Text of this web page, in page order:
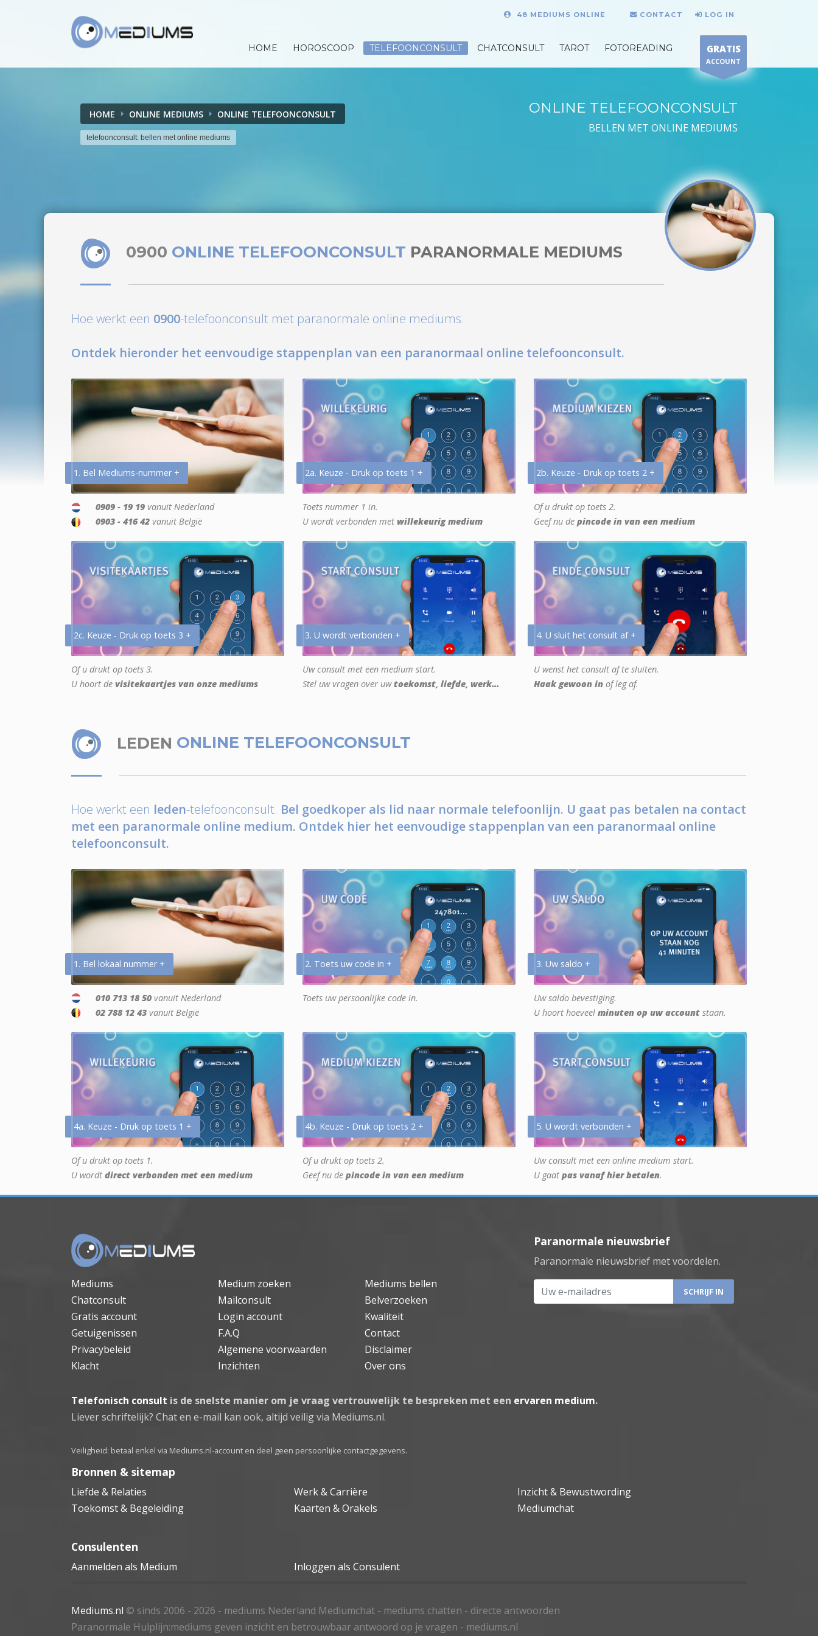
48 MEDIUMS ONLINE CONTACT LOG IN
HOME HOROSCOOP TELEFOONCONSULT CHATCONSULT TAROT FOTOREADING GRATIS
ACCOUNT
HOME ONLINE MEDIUMS ONLINE TELEFOONCONSULT
telefoonconsult: bellen met online mediums
ONLINE TELEFOONCONSULT
BELLEN MET ONLINE MEDIUMS
0900 ONLINE TELEFOONCONSULT PARANORMALE MEDIUMS
Hoe werkt een 0900-telefoonconsult met paranormale online mediums.
Ontdek hieronder het eenvoudige stappenplan van een paranormaal online telefoonconsult.
1. Bel Mediums-nummer +
0909 - 19 19 vanuit Nederland
0903 - 416 42 vanuit België
2a. Keuze - Druk op toets 1 +
Toets nummer 1 in.
U wordt verbonden met willekeurig medium
2b. Keuze - Druk op toets 2 +
Of u drukt op toets 2.
Geef nu de pincode in van een medium
2c. Keuze - Druk op toets 3 +
Of u drukt op toets 3.
U hoort de visitekaartjes van onze mediums
3. U wordt verbonden +
Uw consult met een medium start.
Stel uw vragen over uwtoekomst, liefde, werk...
4. U sluit het consult af +
U wenst het consult af te sluiten.
Haak gewoon in of leg af.
LEDEN ONLINE TELEFOONCONSULT
Hoe werkt een leden-telefoonconsult. Bel goedkoper als lid naar normale telefoonlijn. U gaat pas betalen na contact
met een paranormale online medium. Ontdek hier het eenvoudige stappenplan van een paranormaal online
telefoonconsult.
1. Bel lokaal nummer +
010 713 18 50 vanuit Nederland
02 788 12 43 vanuit België
2. Toets uw code in +
Toets uw persoonlijke code in.
3. Uw saldo +
Uw saldo bevestiging.
U hoort hoeveel minuten op uw account staan.
4a. Keuze - Druk op toets 1 +
Of u drukt op toets 1.
U wordt direct verbonden met een medium
4b. Keuze - Druk op toets 2 +
Of u drukt op toets 2.
Geef nu de pincode in van een medium
5. U wordt verbonden +
Uw consult met een online medium start.
U gaat pas vanaf hier betalen.
Mediums Medium zoeken
Mediums bellen
Chatconsult
Mailconsult
Belverzoeken
Gratis account
Login account
Kwaliteit
Getuigenissen
F.A.Q
Contact
Privacybeleid
Algemene voorwaarden
Disclaimer
Klacht
Inzichten Over ons
Paranormale nieuwsbrief
Paranormale nieuwsbrief met voordelen.
Uw e-mailadres
Telefonisch consult is de snelste manier om je vraag vertrouwelijk te bespreken met een ervaren medium.
Liever schriftelijk? Chat en e-mail kan ook, altijd veilig via Mediums.nl.
Veiligheid: betaal enkel via Mediums.nl-account en deel geen persoonlijke contactgegevens.
Bronnen & sitemap
Liefde & Relaties Werk & Carrière
Inzicht & Bewustwording
Toekomst & Begeleiding
Kaarten & Orakels Mediumchat
Consulenten
Aanmelden als Medium Inloggen als Consulent
Mediums.nl © sinds 2006 - 2026 - mediums Nederland Mediumchat - mediums chatten - directe antwoorden
Paranormale Hulplijn:mediums geven inzicht en betrouwbaar antwoord op je vragen - mediums.nl